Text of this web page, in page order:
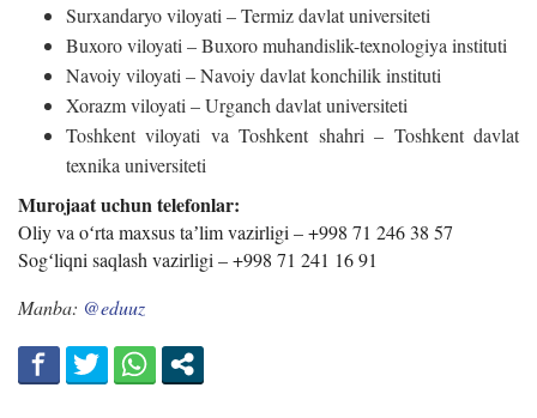
Surxandaryo viloyati – Termiz davlat universiteti
Buxoro viloyati – Buxoro muhandislik-texnologiya instituti
Navoiy viloyati – Navoiy davlat konchilik instituti
Xorazm viloyati – Urganch davlat universiteti
Toshkent viloyati va Toshkent shahri – Toshkent davlat
texnika universiteti
Murojaat uchun telefonlar:
Oliy va oʻrta maxsus taʼlim vazirligi – +998 71 246 38 57
Sogʻliqni saqlash vazirligi – +998 71 241 16 91
Manba: @eduuz